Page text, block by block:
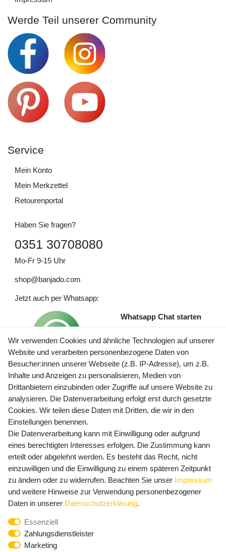
Werde Teil unserer Community
Service
Mein Konto
Mein Merkzettel
Retourenportal
Haben Sie fragen?
0351 30708080
Mo-Fr 9-15 Uhr
shop@banjado.com
Jetzt auch per Whatsapp:
Whatsapp Chat starten
Preisangaben inkl. gesetzl. MwSt. und zzgl. Service- und
Versandkosten
Newsletter Anmeldung - Keine Angebote
mehr verpassen!
E-MAIL **
Newsletter
Honig
Hiermit bestätige ich, dass ich dieDaten­schutz­erklärung
widerrufen.**
Wir verwenden Cookies und ähnliche Technologien auf unserer
Website und verarbeiten personenbezogene Daten von
Besucher:innen unserer Webseite (z.B. IP-Adresse), um z.B.
Inhalte und Anzeigen zu personalisieren, Medien von
Drittanbietern einzubinden oder Zugriffe auf unsere Website zu
analysieren. Die Datenverarbeitung erfolgt erst durch gesetzte
Cookies. Wir teilen diese Daten mit Dritten, die wir in den
Einstellungen benennen.
Die Datenverarbeitung kann mit Einwilligung oder aufgrund
eines berechtigten Interesses erfolgen. Die Zustimmung kann
erteilt oder abgelehnt werden. Es besteht das Recht, nicht
einzuwilligen und die Einwilligung zu einem späteren Zeitpunkt
zu ändern oder zu widerrufen. Beachten Sie unser Impressum
und weitere Hinweise zur Verwendung personenbezogener
Daten in unserer Daten­schutz­erklärung.
Essenziell
Zahlungsdienstleister
Marketing